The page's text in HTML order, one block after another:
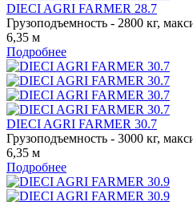
DIECI AGRI FARMER 28.7
Грузоподъемность - 2800 кг,
6,35 м
Подробнее
DIECI AGRI FARMER 30.7
Грузоподъемность - 3000 кг,
6,35 м
Подробнее